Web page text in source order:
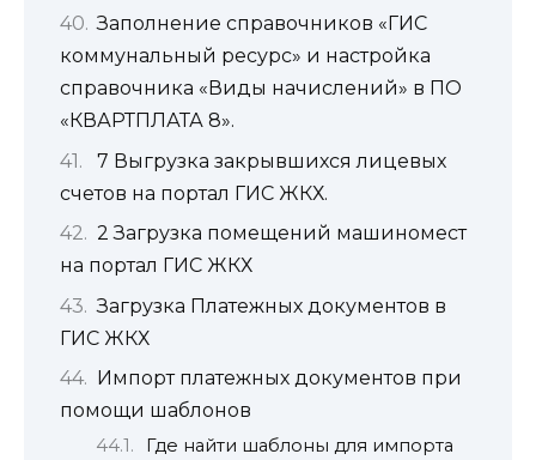
Заполнение справочников «ГИС
коммунальный ресурс» и настройка
справочника «Виды начислений» в ПО
«КВАРТПЛАТА 8».
7 Выгрузка закрывшихся лицевых
счетов на портал ГИС ЖКХ.
2 Загрузка помещений машиномест
на портал ГИС ЖКХ
Загрузка Платежных документов в
ГИС ЖКХ
Импорт платежных документов при
помощи шаблонов
Где найти шаблоны для импорта